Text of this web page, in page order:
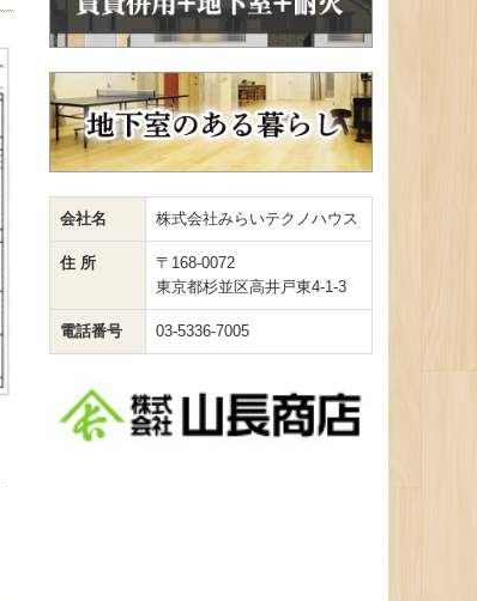
会社名 株式会社みらいテクノハウス
住 所
〒168-0072
東京都杉並区高井戸東4-1-3
電話番号 03-5336-7005